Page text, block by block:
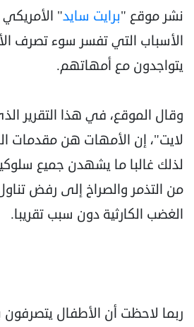
نشر موقع "برايت سايد"
الأسباب التي تفسر سوء تصرف
يتواجدون مع أمهاتهم.
لايت"، إن الأمهات هن مقدمات
لذلك غالبا ما يشهدن جميع
من التذمر والصراخ إلى رفض
الغضب الكارثية دون سبب تقريبا.
ربما لاحظت أن الأطفال